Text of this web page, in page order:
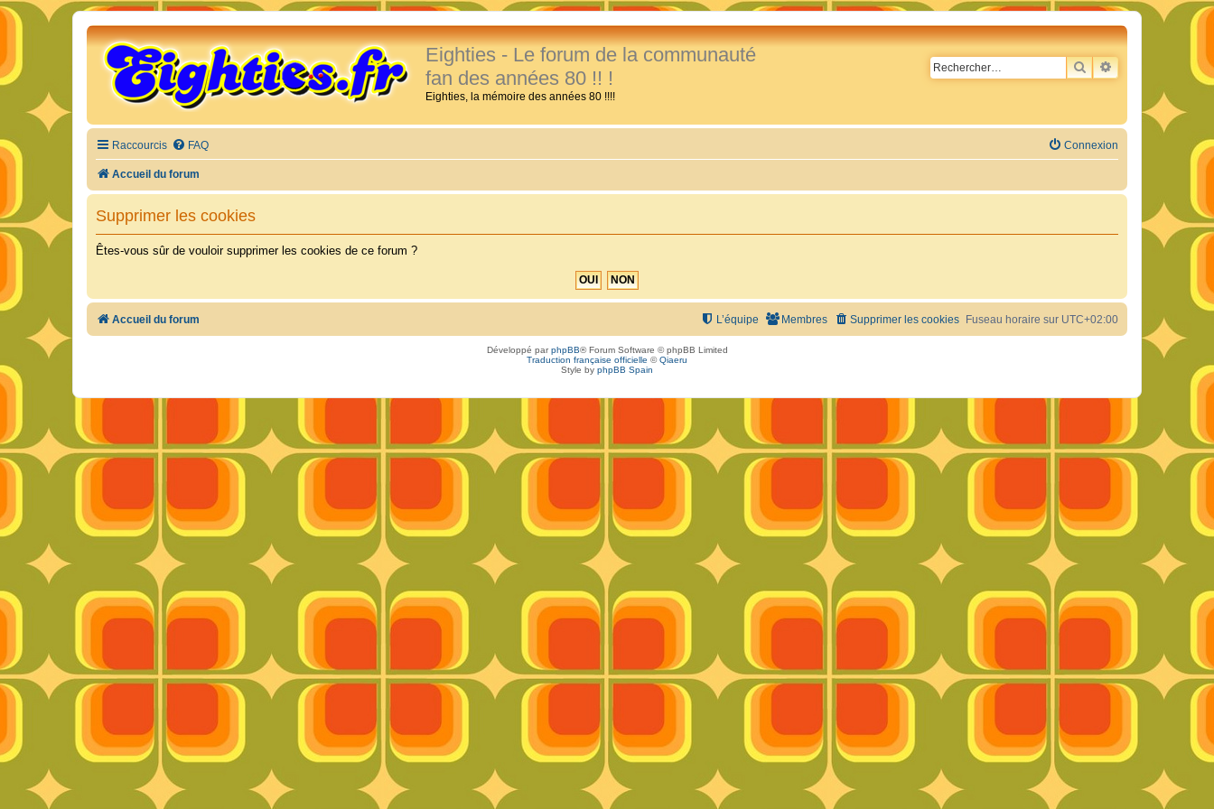
Eighties - Le forum de la communauté
fan des années 80 !! !
Eighties, la mémoire des années 80 !!!!
RECHERCHER
RECHERCHE
Raccourcis FAQ Connexion
Accueil du forum
Supprimer les cookies
Êtes-vous sûr de vouloir supprimer les cookies de ce forum ?
Accueil du forum Fuseau horaire sur UTC+02:00
Supprimer les cookies
Membres
L’équipe
Développé parphpBB® Forum Software © phpBB Limited
Traduction française officielle ©Qiaeru
Style by phpBB Spain